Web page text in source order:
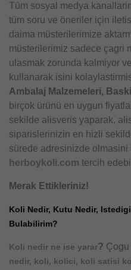
Tüm sosyal medya
tüm soru ve öneriler için
daima müsterilerimize
müsterilerimiz sadece çagri
ulasmak zorunda kalmiyor
kullanarak isini
Ambalaj Malzemeleri,
birçok ürünü en uygun
sekilde alisveris yaparak,
siparislerinizin en hizli
sürede adresinizde
herboykoli.com tercih
Merak Ettikleriniz!
Koli Nedir, Kutu Nedir,
Bulabilirim?
Koli nedir ne ise yarar?
nedir, koli, kolici, koli satisi